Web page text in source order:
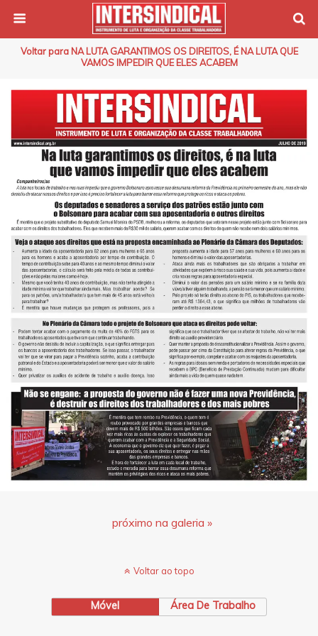
Voltar para NA LUTA GARANTIMOS OS DIREITOS, É NA LUTA QUE
VAMOS IMPEDIR QUE ELES ACABEM
próximo na galeria »
Voltar ao topo
Móvel Área De Trabalho